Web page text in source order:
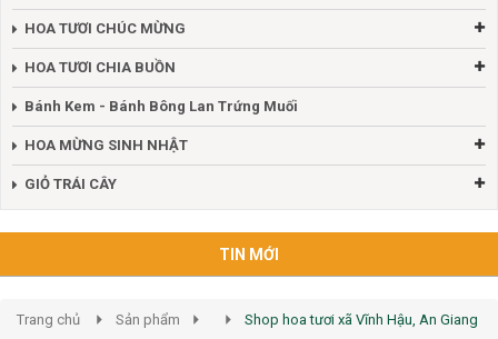
HOA TƯƠI CHÚC MỪNG
HOA TƯƠI CHIA BUỒN
Bánh Kem - Bánh Bông Lan Trứng Muối
HOA MỪNG SINH NHẬT
GIỎ TRÁI CÂY
TIN MỚI
Trang chủ Sản phẩm Shop hoa tươi xã Vĩnh Hậu, An Giang